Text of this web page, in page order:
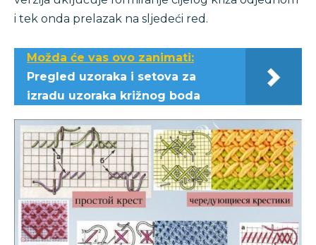
i tek onda prelazak na sljedeći red.
Možda će vas ovo zanimati:
Pregled uzoraka i setova za
izradu uzoraka križnog boda